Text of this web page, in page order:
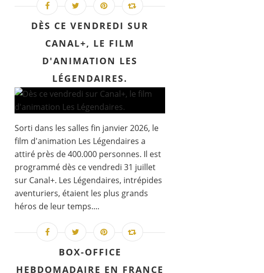
DÈS CE VENDREDI SUR
CANAL+, LE FILM
D'ANIMATION LES
LÉGENDAIRES.
Sorti dans les salles fin janvier 2026, le
film d'animation Les Légendaires a
attiré près de 400.000 personnes. Il est
programmé dès ce vendredi 31 juillet
sur Canal+. Les Légendaires, intrépides
aventuriers, étaient les plus grands
héros de leur temps....
BOX-OFFICE
HEBDOMADAIRE EN FRANCE